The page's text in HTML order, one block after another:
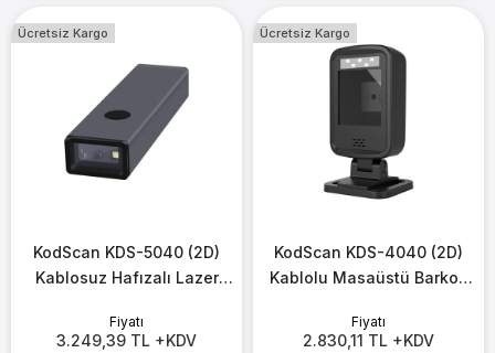
Ücretsiz Kargo
KodScan KDS-5040 (2D)
Kablosuz Hafızalı Lazer
(2.4G+USB+Bluetooth)
Fiyatı
3.249,39 TL +KDV
Ücretsiz Kargo
KodScan KDS-4040 (2D)
Kablolu Masaüstü Barkod
Fiyatı
2.830,11 TL +KDV